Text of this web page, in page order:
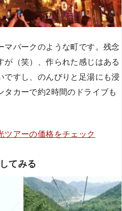
マパークのような町です。残念
が（笑）、作られた感じはある
ですし、のんびりと足湯にも浸
タカーで約2時間のドライブも
ツアーの価格をチェック
てみる